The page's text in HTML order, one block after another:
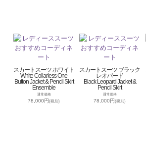
スカートスーツ ホワイト
White Collarless One
Button Jacket & Pencil Skirt
Ensemble
通常価格
78,000円(税別)
スカートスーツ ブラック
レオパード
Black Leopard Jacket &
Pencil Skirt
通常価格
78,000円(税別)